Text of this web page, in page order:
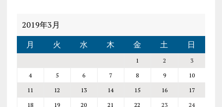
2019年3月
月
火 水 木 金 土 日
1 2
3
4
5 6 7 8 9
10
11
12 13 14 15 16
17
18
19 20 21 22 23 24